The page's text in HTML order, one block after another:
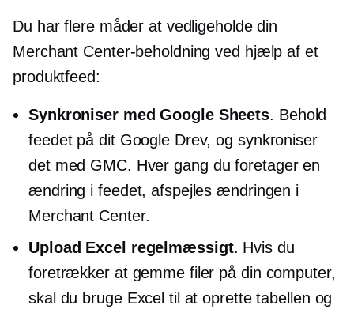
Du har flere måder at vedligeholde din
Merchant Center-beholdning ved hjælp af et
produktfeed:
Synkroniser med Google Sheets. Behold
feedet på dit Google Drev, og synkroniser
det med GMC. Hver gang du foretager en
ændring i feedet, afspejles ændringen i
Merchant Center.
Upload Excel regelmæssigt. Hvis du
foretrækker at gemme filer på din computer,
skal du bruge Excel til at oprette tabellen og